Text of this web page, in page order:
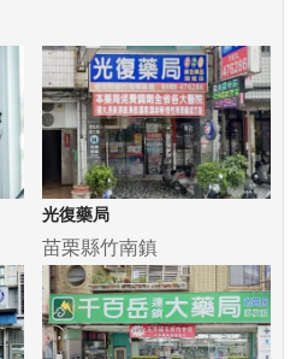
光復藥局
苗栗縣竹南鎮